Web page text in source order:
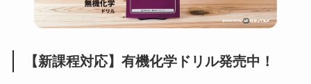
【新課程対応】有機化学ドリル発売中！